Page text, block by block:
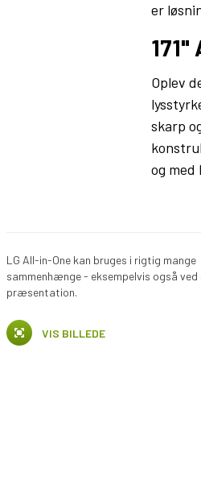
er
Oplev
skarp
og med
LG All-in-One kan bruges i rigtig mange
sammenhænge - eksempelvis også ved
præsentation.
VIS BILLEDE